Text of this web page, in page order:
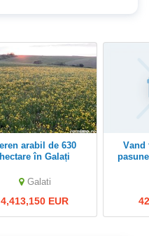
hectare în Galați
Galati
4,413,150 EUR
Vand teren arabil si